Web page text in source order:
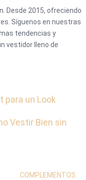
Desde 2015, ofreciendo
Síguenos en nuestras
tendencias y
vestidor lleno de
para un Look
Vestir Bien sin
COMPLEMENTOS